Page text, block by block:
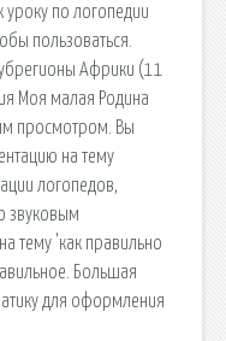
по логопедии
пользоваться.
Африки (11
Моя малая Родина
просмотром. Вы
на тему
логопедов,
звуковым
тему 'как правильно
Большая
для оформления